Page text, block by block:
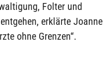
Folter und
erklärte Joanne
ohne Grenzen“.